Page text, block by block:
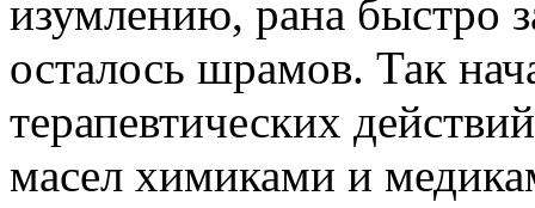
изумлению, рана быстро
осталось шрамов. Так
терапевтических
масел химиками и